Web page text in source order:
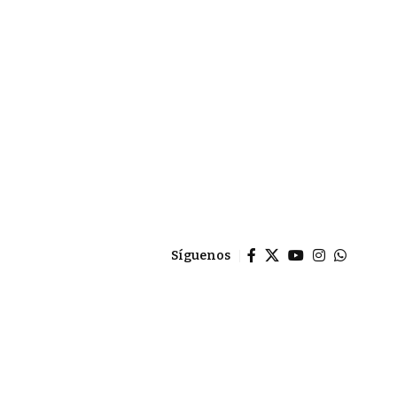
Síguenos